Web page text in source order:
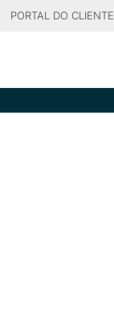
PORTAL DO CLIENTE